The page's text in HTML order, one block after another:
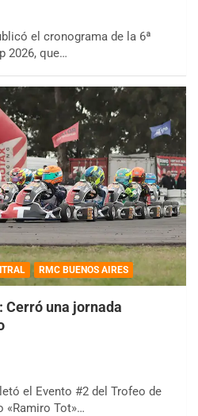
el cronograma de la 6ª
2026, que…
RMC BUENOS AIRES
Cerró una jornada
el Evento #2 del Trofeo de
«Ramiro Tot»…